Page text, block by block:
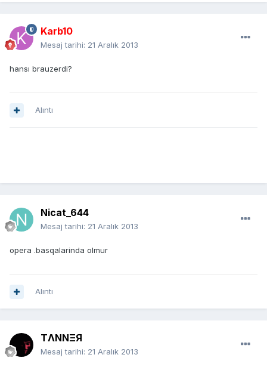
Karb10
Mesaj tarihi: 21 Aralık 2013
hansı brauzerdi?
Alıntı
Nicat_644
Mesaj tarihi: 21 Aralık 2013
opera .basqalarinda olmur
Alıntı
TΛNNΞЯ
Mesaj tarihi: 21 Aralık 2013